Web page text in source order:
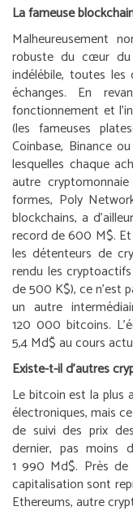
La fameuse
Malheureusement
robuste du cœur du
indélébile, toutes les
échanges. En
fonctionnement et
(les fameuses
Coinbase, Binance
lesquelles chaque
autre
formes, Poly
blockchains, a
record de 600 M$.
les détenteurs de
rendu les
de 500 K$), ce n’est
un autre
120 000 bitcoins.
5,4 Md$ au cours
Existe-t-il d’autres
Le bitcoin est la plus
électroniques, mais
de suivi des prix
dernier, pas
1 990 Md$. Près
capitalisation sont
Ethereums, autre